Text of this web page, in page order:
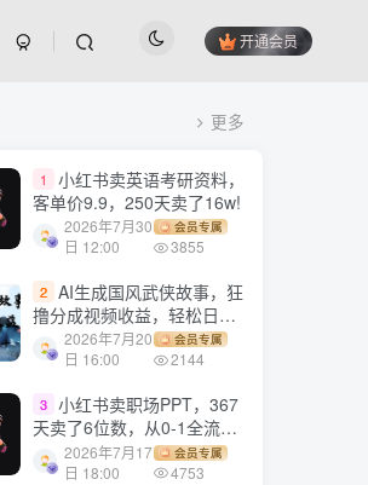
开通会员
更多
1
小红书卖英语考研资料，
客单价9.9，250天卖了16w!
2026年7月30
日 12:00
会员专属
3855
2 AI生成国风武侠故事，狂
撸分成视频收益，轻松日入
1000+【可多平台分发】！
2026年7月20
日 16:00
会员专属
2144
3 小红书卖职场PPT，367
天卖了6位数，从0-1全流程
讲解2026年7月17
日 18:00
会员专属
4753